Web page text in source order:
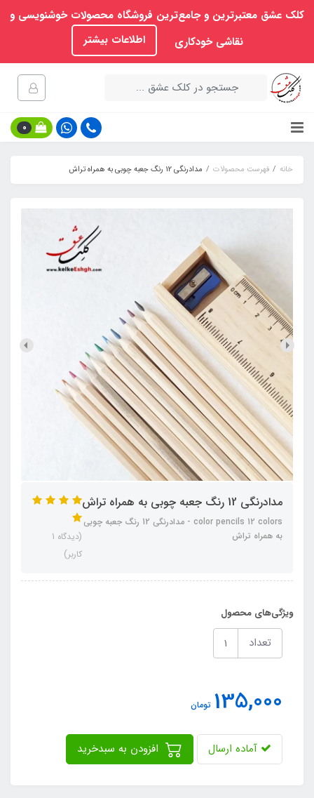
کلک عشق معتبرترین و جامع‌ترین فروشگاه محصولات خوشنویسی و
نقاشی خودکاری
اطلاعات بیشتر
0
خانه فهرست محصولات مدادرنگی 12 رنگ جعبه چوبی به همراه تراش
مدادرنگی 12 رنگ جعبه چوبی به همراه تراش
color pencils 12 colors - مدادرنگی 12 رنگ جعبه چوبی
به همراه تراش
(دیدگاه 1
کاربر)
ویژگی‌های محصول
تعداد
135,000 تومان
آماده ارسال